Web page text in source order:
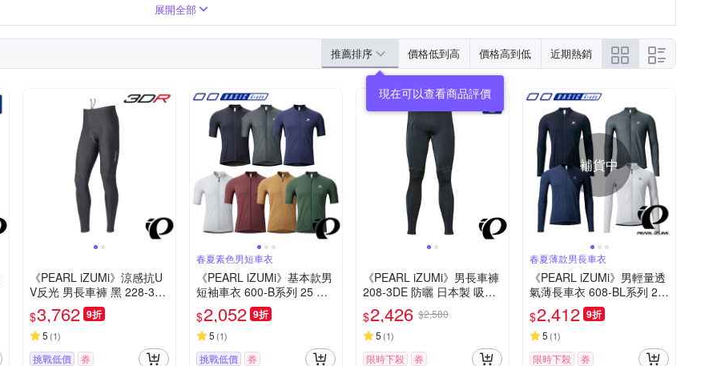
展開全部
推薦排序 價格低到高 價格高到低 近期熱銷
現在可以查看商品評價
《PEARL iZUMi》涼感抗U
V反光 男長車褲 黑 228-3D
R-4 24 涼感車褲/吸汗/透氣/
環島/單車/長途/日本製
$3,762 9折
5 (1)
挑戰低價 券
春夏素色男短車衣
《PEARL iZUMi》基本款男
短袖車衣 600-B系列 25 入
門車衣/春夏車衣/短袖車衣/
素色車衣/運動/單車/車服
$2,052 9折
5 (1)
挑戰低價 券
《PEARL iZUMi》男長車褲
208-3DE 防曬 日本製 吸汗
透氣 抗菌/單車/飛輪課/運動
$2,426 $2,580
5 (1)
限時下殺 券
補貨中
春夏薄款男長車衣
《PEARL iZUMi》男輕量透
氣薄長車衣 608-BL系列 25
排汗/速乾/男車服/長袖車衣/
運動/自行車
$2,412 9折
5 (1)
限時下殺 券